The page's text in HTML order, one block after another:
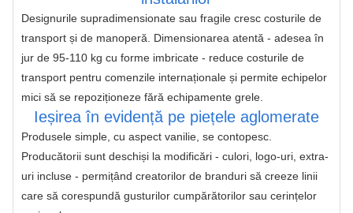
Designurile supradimensionate sau fragile cresc costurile de
transport și de manoperă. Dimensionarea atentă - adesea în
jur de 95-110 kg cu forme imbricate - reduce costurile de
transport pentru comenzile internaționale și permite echipelor
mici să se repoziționeze fără echipamente grele.
Ieșirea în evidență pe piețele aglomerate
Produsele simple, cu aspect vanilie, se contopesc.
Producătorii sunt deschiși la modificări - culori, logo-uri, extra-
uri incluse - permițând creatorilor de branduri să creeze linii
care să corespundă gusturilor cumpărătorilor sau cerințelor